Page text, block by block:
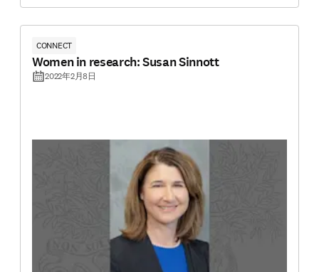
CONNECT
Women in research: Susan Sinnott
2022年2月8日